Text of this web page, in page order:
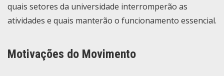
quais setores da universidade interromperão as
atividades e quais manterão o funcionamento essencial.
Motivações do Movimento